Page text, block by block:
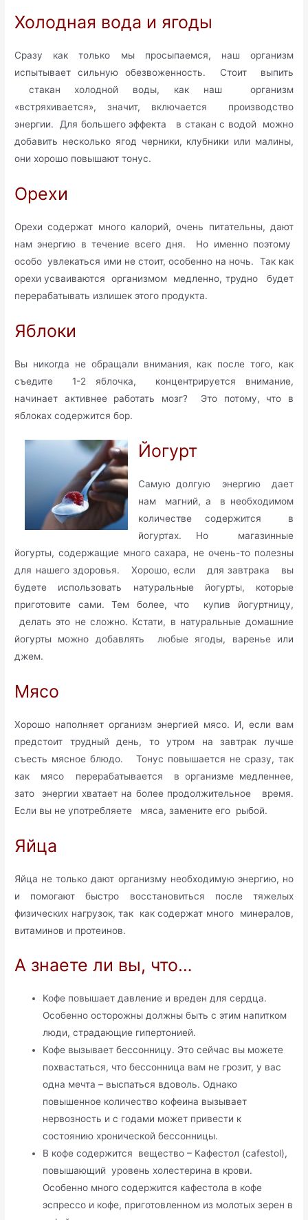
Холодная вода и ягоды
Сразу как только мы просыпаемся, наш организм
испытывает сильную обезвоженность. Стоит выпить
стакан холодной воды, как наш организм
«встряхивается», значит, включается производство
энергии. Для большего эффекта в стакан с водой можно
добавить несколько ягод черники, клубники или малины,
они хорошо повышают тонус.
Орехи
Орехи содержат много калорий, очень питательны, дают
нам энергию в течение всего дня. Но именно поэтому
особо увлекаться ими не стоит, особенно на ночь. Так как
орехи усваиваются организмом медленно, трудно будет
перерабатывать излишек этого продукта.
Яблоки
Вы никогда не обращали внимания, как после того, как
съедите 1-2 яблочка, концентрируется внимание,
начинает активнее работать мозг? Это потому, что в
яблоках содержится бор.
Йогурт
Самую долгую энергию дает
нам магний, а в необходимом
количестве содержится в
йогуртах. Но магазинные
йогурты, содержащие много сахара, не очень-то полезны
для нашего здоровья. Хорошо, если для завтрака вы
будете использовать натуральные йогурты, которые
приготовите сами. Тем более, что купив йогуртницу,
делать это не сложно. Кстати, в натуральные домашние
йогурты можно добавлять любые ягоды, варенье или
джем.
Мясо
Хорошо наполняет организм энергией мясо. И, если вам
предстоит трудный день, то утром на завтрак лучше
съесть мясное блюдо. Тонус повышается не сразу, так
как мясо перерабатывается в организме медленнее,
зато энергии хватает на более продолжительное время.
Если вы не употребляете мяса, замените его рыбой.
Яйца
Яйца не только дают организму необходимую энергию, но
и помогают быстро восстановиться после тяжелых
физических нагрузок, так как содержат много минералов,
витаминов и протеинов.
А знаете ли вы, что…
Кофе повышает давление и вреден для сердца.
Особенно осторожны должны быть с этим напитком
люди, страдающие гипертонией.
Кофе вызывает бессонницу. Это сейчас вы можете
похвастаться, что бессонница вам не грозит, у вас
одна мечта – выспаться вдоволь. Однако
повышенное количество кофеина вызывает
нервозность и с годами может привести к
состоянию хронической бессонницы.
В кофе содержится вещество – Кафестол (cafestol),
повышающий уровень холестерина в крови.
Особенно много содержится кафестола в кофе
эспрессо и кофе, приготовленном из молотых зерен в